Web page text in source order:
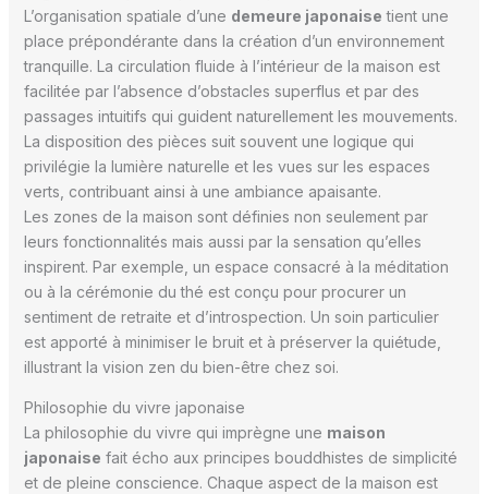
L’organisation spatiale d’une demeure japonaise tient une
place prépondérante dans la création d’un environnement
tranquille. La circulation fluide à l’intérieur de la maison est
facilitée par l’absence d’obstacles superflus et par des
passages intuitifs qui guident naturellement les mouvements.
La disposition des pièces suit souvent une logique qui
privilégie la lumière naturelle et les vues sur les espaces
verts, contribuant ainsi à une ambiance apaisante.
Les zones de la maison sont définies non seulement par
leurs fonctionnalités mais aussi par la sensation qu’elles
inspirent. Par exemple, un espace consacré à la méditation
ou à la cérémonie du thé est conçu pour procurer un
sentiment de retraite et d’introspection. Un soin particulier
est apporté à minimiser le bruit et à préserver la quiétude,
illustrant la vision zen du bien-être chez soi.
Philosophie du vivre japonaise
La philosophie du vivre qui imprègne une maison
japonaise fait écho aux principes bouddhistes de simplicité
et de pleine conscience. Chaque aspect de la maison est